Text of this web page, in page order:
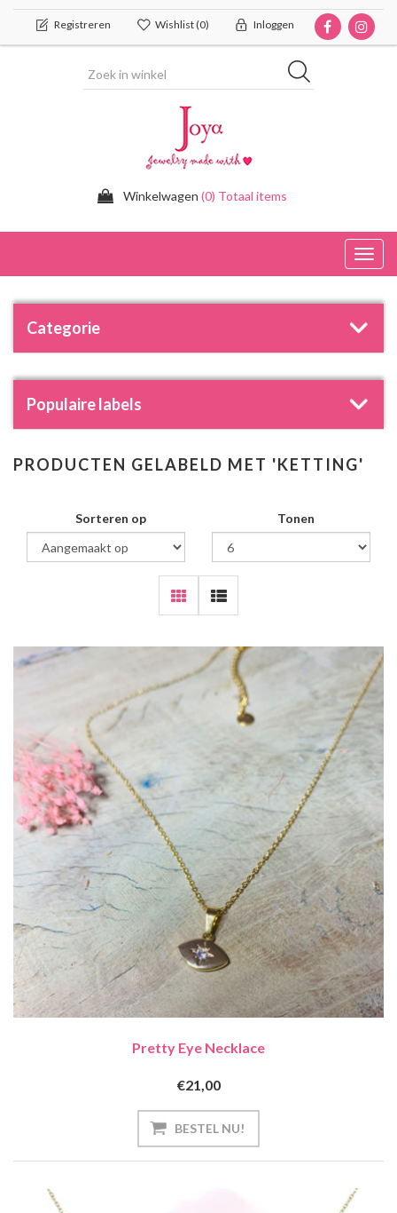
Registreren Wishlist(0) Inloggen
Winkelwagen (0) Totaal items
Categorie
Populaire labels
PRODUCTEN GELABELD MET 'KETTING'
Sorteren op Tonen
Pretty Eye Necklace
€21,00